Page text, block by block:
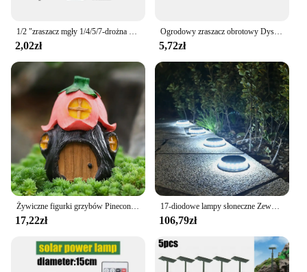
1/2 "zraszacz mgły 1/4/5/7-drożna dysza zraszacza mgły regulowana mgła woda automatyczne podlewanie kwiatów ogrodowy atomizer
2,02zł
Ogrodowy zraszacz obrotowy Dysze wodne 360 stopni Podlewanie roślin Zraszacz do nawadniania roślin ogrodowych
5,72zł
Żywiczne figurki grzybów Pinecone Statuetka domu Akcesoria ogrodowe Mikro element dekoracji krajobrazu Rzeźba ogrodowa Wystrój ogrodu domowego
17,22zł
17-diodowe lampy słoneczne Zewnętrzne wodoodporne, słoneczne światło gruntowe Zewnętrzne oświetlenie krajobrazu ogrodu na patio Ścieżka Trawnik Podwórko Biały
106,79zł